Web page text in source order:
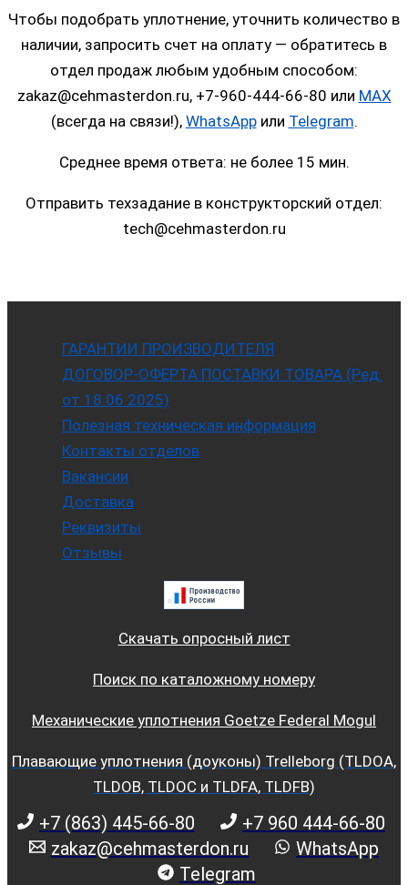
Чтобы подобрать уплотнение, уточнить количество в
наличии, запросить счет на оплату — обратитесь в
отдел продаж любым удобным способом:
zakaz@cehmasterdon.ru, +7-960-444-66-80 или MAX
(всегда на связи!), WhatsAppили Telegram.
Среднее время ответа: не более 15 мин.
Отправить техзадание в конструкторский отдел:
tech@cehmasterdon.ru
ГАРАНТИИ ПРОИЗВОДИТЕЛЯ
ДОГОВОР-ОФЕРТА ПОСТАВКИ ТОВАРА (Ред.
от 18.06.2025)
Полезная техническая информация
Контакты отделов
Вакансии
Доставка
Реквизиты
Отзывы
Скачать опросный лист
Поиск по каталожному номеру
Механические уплотнения Goetze Federal Mogul
Плавающие уплотнения (доуконы) Trelleborg (TLDOA,
TLDOB, TLDOC и TLDFA, TLDFB)
+7 (863) 445-66-80
+7 960 444-66-80
zakaz@cehmasterdon.ru
WhatsApp
Telegram